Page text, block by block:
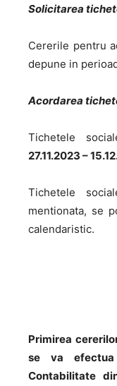
Solicitarea
Cererile pentru
depune in
Acordarea
Tichetele
27.11.2023 –
Tichetele
mentionata, se
calendaristic.
Primirea
se va efectua
Contabilitate